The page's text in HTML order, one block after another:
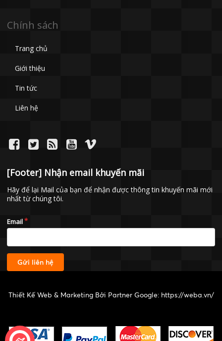
Chính sách
Trang chủ
Giới thiệu
Tin tức
Liên hệ
[Footer] Nhận email khuyến mãi
Hãy để lại Mail của bạn để nhận được thông tin khuyến mãi mới
nhất từ chúng tôi.
Email
Gửi liên hệ
Thiết Kế Web & Marketing Bởi Partner Google: https://weba.vn/